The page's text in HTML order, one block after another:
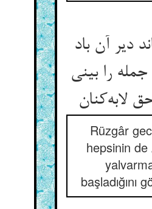
دیر آن باد
را بینی
لابه‌کنان
Rüzgâr
hepsinin de
başladığını